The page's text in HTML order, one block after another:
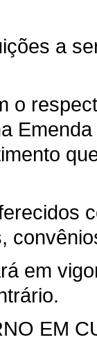
a
o
em
EM